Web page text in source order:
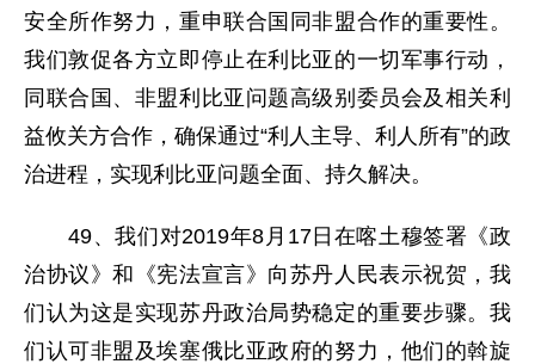
安全所作努力，重申联合国同非盟合作的重要性。
我们敦促各方立即停止在利比亚的一切军事行动，
同联合国、非盟利比亚问题高级别委员会及相关利
益攸关方合作，确保通过“利人主导、利人所有”的政
治进程，实现利比亚问题全面、持久解决。
49、我们对2019年8月17日在喀土穆签署《政
治协议》和《宪法宣言》向苏丹人民表示祝贺，我
们认为这是实现苏丹政治局势稳定的重要步骤。我
们认可非盟及埃塞俄比亚政府的努力，他们的斡旋